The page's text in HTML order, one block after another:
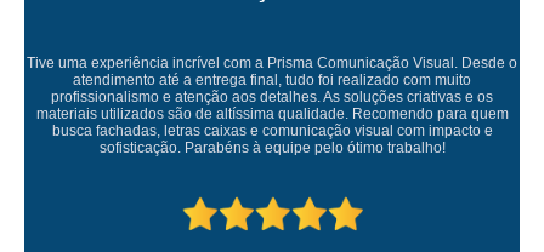
Desde o
e os
para quem
e
Empresa maravilhosa, entregue antes do prazo e a
ficou perfeita, indico de olhos fechados